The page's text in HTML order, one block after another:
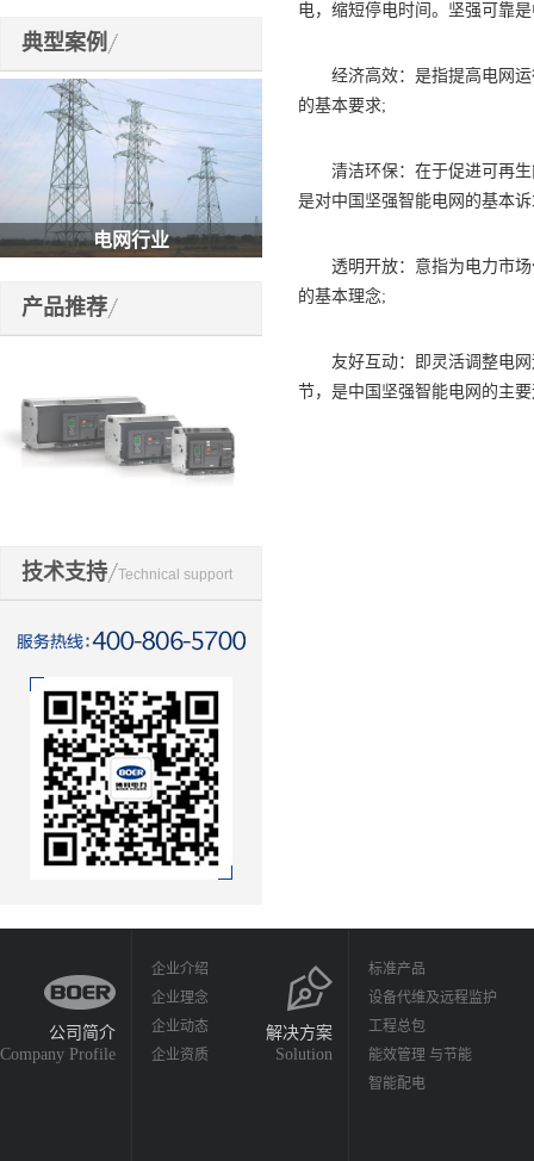
典型案例
电网行业
产品推荐
技术支持 Technical support
电，缩短停电时间。坚强可靠
经济高效：是指提高电网运
的基本要求;
清洁环保：在于促进可再生
是对中国坚强智能电网的基本
透明开放：意指为电力市场
的基本理念;
友好互动：即灵活调整电网
节，是中国坚强智能电网的主
公司简介
Company Profile
企业介绍
企业理念
企业动态
企业资质
解决方案
Solution
标准产品
设备代维及远程监护
工程总包
能效管理 与节能
智能配电